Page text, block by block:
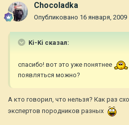
Chocoladka
Опубликовано 16 января, 2009
Ki-Ki сказал:
спасибо! вот это уже понятнее
появляться можно?
А кто говорил, что нельзя? Как раз
экспертов породников разных